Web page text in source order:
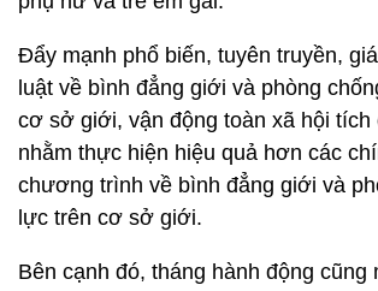
Đẩy mạnh phổ biến, tuyên truyền,
luật về bình đẳng giới và phòng
cơ sở giới, vận động toàn xã hội tích
nhằm thực hiện hiệu quả hơn các
chương trình về bình đẳng giới và
lực trên cơ sở giới.
Bên cạnh đó, tháng hành động cũng